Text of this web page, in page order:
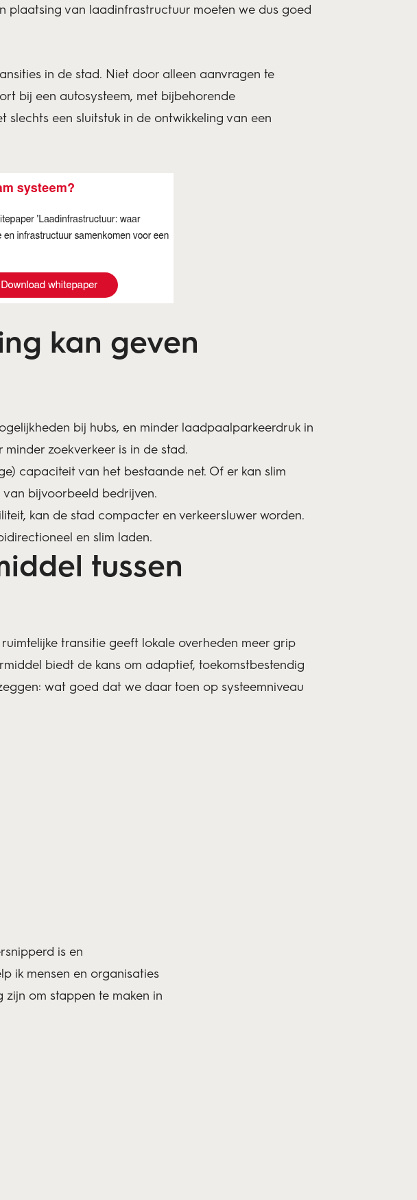
plaatsing van laadinfrastructuur moeten we dus goed
in de stad. Niet door alleen aanvragen te
bij een autosysteem, met bijbehorende
een sluitstuk in de ontwikkeling van een
kan geven
bij hubs, en minder laadpaalparkeerdruk in
zoekverkeer is in de stad.
capaciteit van het bestaande net. Of er kan slim
bijvoorbeeld bedrijven.
kan de stad compacter en verkeersluwer worden.
en slim laden.
tussen
transitie geeft lokale overheden meer grip
biedt de kans om adaptief, toekomstbestendig
wat goed dat we daar toen op systeemniveau
is en
ik mensen en organisaties
om stappen te maken in